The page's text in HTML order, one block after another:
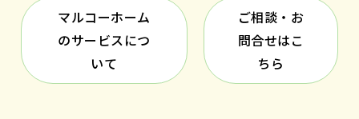
マルコーホーム
のサービスにつ
いて
ご相談・お
問合せはこ
ちら